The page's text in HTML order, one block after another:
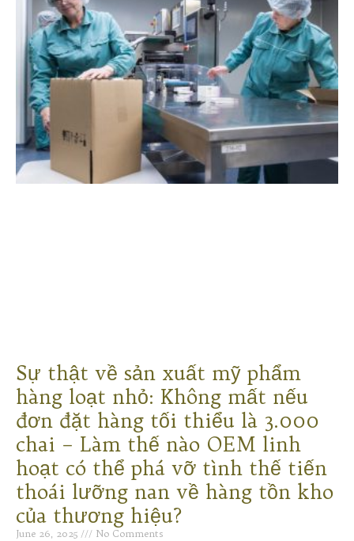
Sự thật về sản xuất mỹ phẩm
hàng loạt nhỏ: Không mất nếu
đơn đặt hàng tối thiểu là 3.000
chai – Làm thế nào OEM linh
hoạt có thể phá vỡ tình thế tiến
thoái lưỡng nan về hàng tồn kho
của thương hiệu?
June 26, 2025 No Comments